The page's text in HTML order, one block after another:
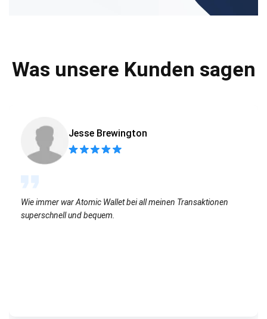
Was unsere Kunden sagen
Jesse Brewington
Wie immer war Atomic Wallet bei all meinen Transaktionen
superschnell und bequem.